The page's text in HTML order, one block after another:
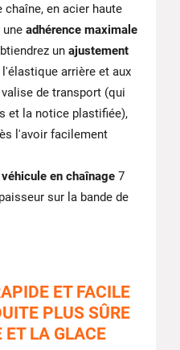
en acier haute
adhérence maximale
un ajustement
arrière et aux
valise de transport (qui
et la notice plastifiée),
l'avoir facilement
véhicule en chaînage 7
sur la bande de
ET FACILE
PLUS SÛRE
ET LA GLACE